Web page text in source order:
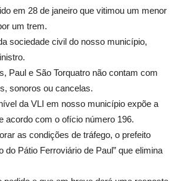
em 28 de janeiro que vitimou um menor
um trem.
sociedade civil do nosso município,
Paul e São Torquatro não contam com
sonoros ou cancelas.
da VLI em nosso município expõe a
acordo com o ofício número 196.
as condições de tráfego, o prefeito
do Pátio Ferroviário de Paul” que elimina